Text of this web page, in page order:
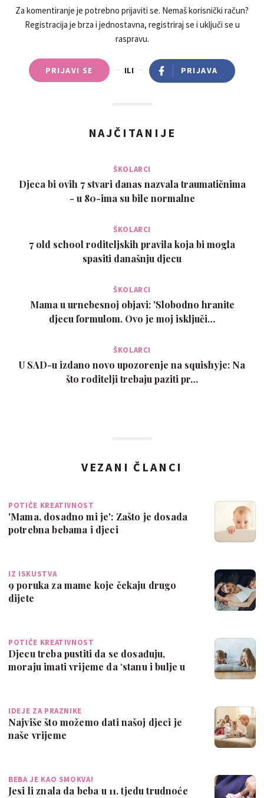
Za komentiranje je potrebno prijaviti se. Nemaš korisnički račun?
Registracija je brza i jednostavna, registriraj se i uključi se u
raspravu.
PRIJAVI SE ILI PRIJAVA
NAJČITANIJE
ŠKOLARCI
Djeca bi ovih 7 stvari danas nazvala traumatičnima
- u 80-ima su bile normalne
ŠKOLARCI
7 old school roditeljskih pravila koja bi mogla
spasiti današnju djecu
ŠKOLARCI
Mama u urnebesnoj objavi: 'Slobodno hranite
djecu formulom. Ovo je moj isključi…
ŠKOLARCI
U SAD-u izdano novo upozorenje na squishyje: Na
što roditelji trebaju paziti pr…
VEZANI ČLANCI
POTIČE KREATIVNOST
'Mama, dosadno mi je': Zašto je dosada
potrebna bebama i djeci
IZ ISKUSTVA
9 poruka za mame koje čekaju drugo
dijete
POTIČE KREATIVNOST
Djecu treba pustiti da se dosađuju,
moraju imati vrijeme da ‘stanu i bulje u
IDEJE ZA PRAZNIKE
Najviše što možemo dati našoj djeci je
naše vrijeme
BEBA JE KAO SMOKVA!
Jesi li znala da beba u 11. tjedu trudnoće